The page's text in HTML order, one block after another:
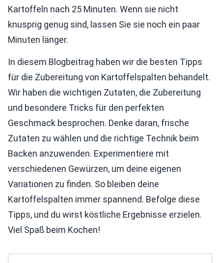
Kartoffeln nach 25 Minuten. Wenn sie nicht
knusprig genug sind, lassen Sie sie noch ein paar
Minuten länger.
In diesem Blogbeitrag haben wir die besten Tipps
für die Zubereitung von Kartoffelspalten behandelt.
Wir haben die wichtigen Zutaten, die Zubereitung
und besondere Tricks für den perfekten
Geschmack besprochen. Denke daran, frische
Zutaten zu wählen und die richtige Technik beim
Backen anzuwenden. Experimentiere mit
verschiedenen Gewürzen, um deine eigenen
Variationen zu finden. So bleiben deine
Kartoffelspalten immer spannend. Befolge diese
Tipps, und du wirst köstliche Ergebnisse erzielen.
Viel Spaß beim Kochen!